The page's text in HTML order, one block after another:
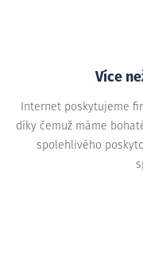
Více
Internet poskytujeme
díky čemuž máme
spolehlivého